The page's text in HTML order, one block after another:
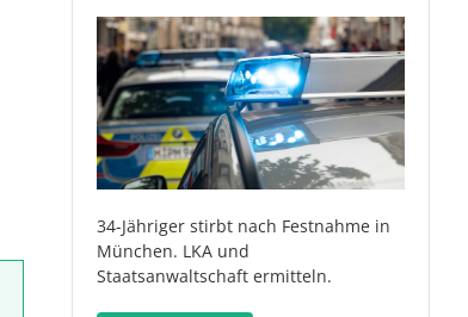
34-Jähriger stirbt nach Festnahme in
München. LKA und
Staatsanwaltschaft ermitteln.